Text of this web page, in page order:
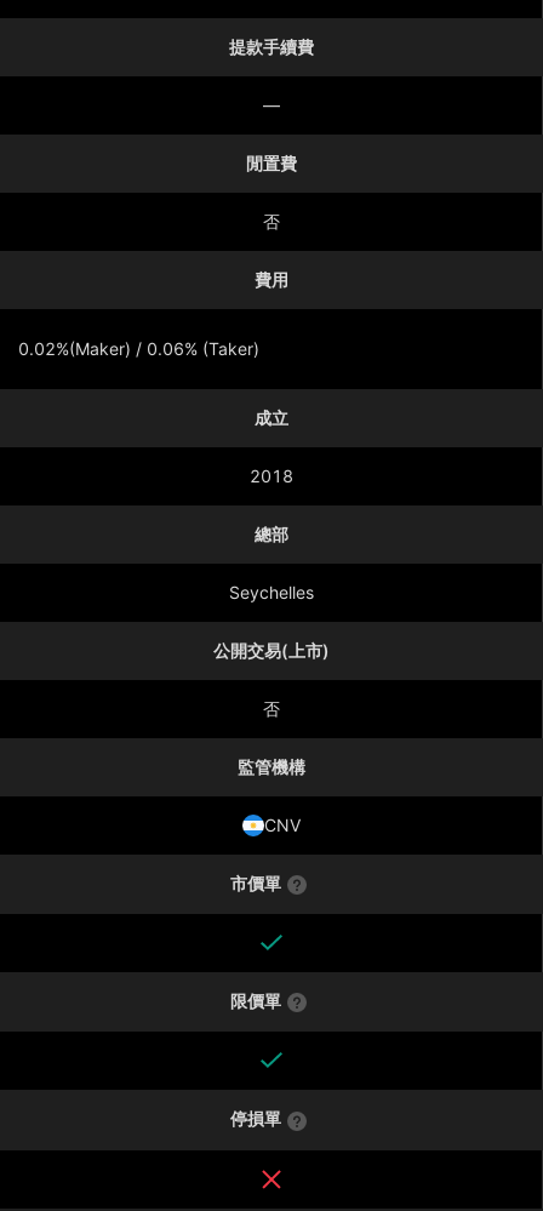
提款手續費
—
閒置費
否
費用
0.02%(Maker) / 0.06% (Taker)
顯示更多
成立
2018
總部
Seychelles
公開交易(上市)
否
監管機構
CNV
市價單
限價單
停損單